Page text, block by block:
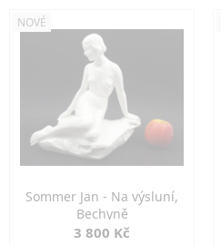
NOVÉ
Sommer Jan - Na výsluní,
Bechyně
3 800 Kč